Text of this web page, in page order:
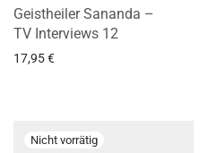
Geistheiler Sananda –
TV Interviews 12
17,95€